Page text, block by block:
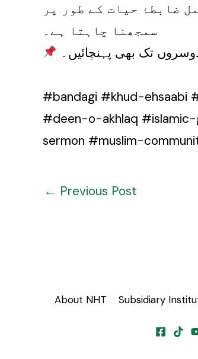
ضابطۂ حیات کے طور پر
سمجھنا چاہتا ہے۔
تک بھی پہنچائیں۔
#bandagi #khud-ehsaabi
#deen-o-akhlaq
sermon #muslim-
← Previous Post
About NHT Subsidiary